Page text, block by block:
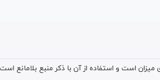
است و استفاده از آن با ذکر منبع بلامانع